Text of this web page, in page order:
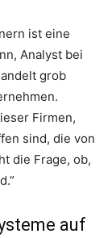
ist eine
Analyst bei
grob
Firmen,
sind, die von
die Frage, ob,
auf